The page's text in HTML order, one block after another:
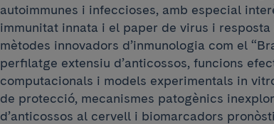
autoimmunes i infeccioses, amb especial
immunitat innata i el paper de virus i resposta
mètodes innovadors d’inmunologia com el
perfilatge extensiu d’anticossos, funcions
computacionals i models experimentals in
de protecció, mecanismes patogènics
d’anticossos al cervell i biomarcadors